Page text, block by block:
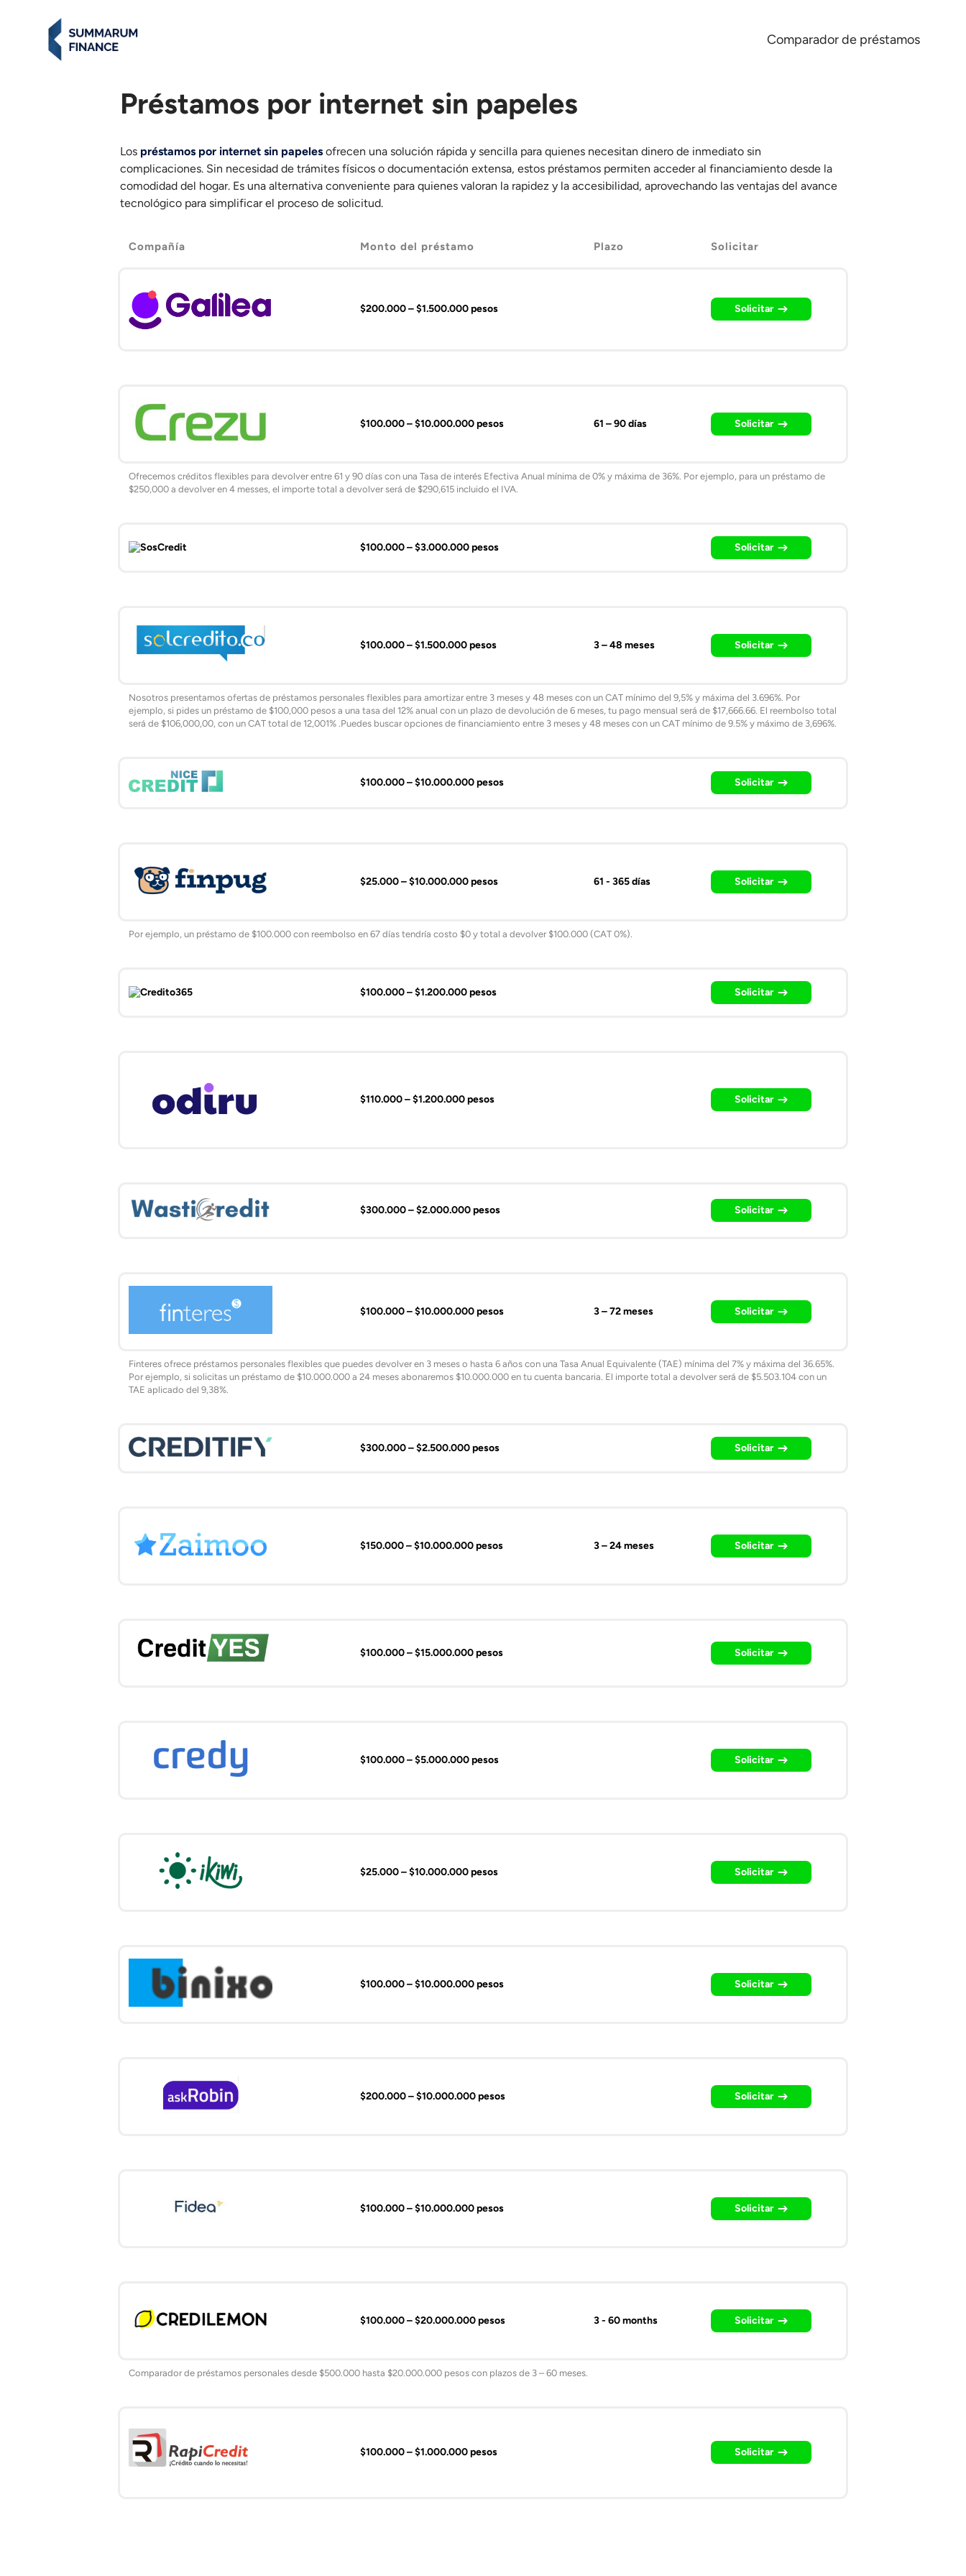
Comparador de préstamos
Préstamos por internet sin papeles
Los préstamos por internet sin papeles ofrecen una solución rápida y sencilla para quienes necesitan dinero de inmediato sin
complicaciones. Sin necesidad de trámites físicos o documentación extensa, estos préstamos permiten acceder al financiamiento desde la
comodidad del hogar. Es una alternativa conveniente para quienes valoran la rapidez y la accesibilidad, aprovechando las ventajas del avance
tecnológico para simplificar el proceso de solicitud.
Compañía Monto del préstamo Plazo Solicitar
$200.000 – $1.500.000 pesos Solicitar
$100.000 – $10.000.000 pesos 61 – 90 días Solicitar
Ofrecemos créditos flexibles para devolver entre 61 y 90 días con una Tasa de interés Efectiva Anual mínima de 0% y máxima de 36%. Por ejemplo, para un préstamo de
$250,000 a devolver en 4 messes, el importe total a devolver será de $290,615 incluido el IVA.
$100.000 – $3.000.000 pesos Solicitar
$100.000 – $1.500.000 pesos 3 – 48 meses Solicitar
Nosotros presentamos ofertas de préstamos personales flexibles para amortizar entre 3 meses y 48 meses con un CAT mínimo del 9,5% y máxima del 3.696%. Por
ejemplo, si pides un préstamo de $100,000 pesos a una tasa del 12% anual con un plazo de devolución de 6 meses, tu pago mensual será de $17,666.66. El reembolso total
será de $106,000,00, con un CAT total de 12,001% .Puedes buscar opciones de financiamiento entre 3 meses y 48 meses con un CAT mínimo de 9.5% y máximo de 3,696%.
$100.000 – $10.000.000 pesos Solicitar
$25.000 – $10.000.000 pesos 61 - 365 días Solicitar
Por ejemplo, un préstamo de $100.000 con reembolso en 67 días tendría costo $0 y total a devolver $100.000 (CAT 0%).
$100.000 – $1.200.000 pesos Solicitar
$110.000 – $1.200.000 pesos Solicitar
$300.000 – $2.000.000 pesos Solicitar
$100.000 – $10.000.000 pesos 3 – 72 meses Solicitar
Finteres ofrece préstamos personales flexibles que puedes devolver en 3 meses o hasta 6 años con una Tasa Anual Equivalente (TAE) mínima del 7% y máxima del 36.65%.
Por ejemplo, si solicitas un préstamo de $10.000.000 a 24 meses abonaremos $10.000.000 en tu cuenta bancaria. El importe total a devolver será de $5.503.104 con un
TAE aplicado del 9,38%.
$300.000 – $2.500.000 pesos Solicitar
$150.000 – $10.000.000 pesos 3 – 24 meses Solicitar
$100.000 – $15.000.000 pesos Solicitar
$100.000 – $5.000.000 pesos Solicitar
$25.000 – $10.000.000 pesos Solicitar
$100.000 – $10.000.000 pesos Solicitar
$200.000 – $10.000.000 pesos Solicitar
$100.000 – $10.000.000 pesos Solicitar
$100.000 – $20.000.000 pesos 3 - 60 months Solicitar
Comparador de préstamos personales desde $500.000 hasta $20.000.000 pesos con plazos de 3 – 60 meses.
$100.000 – $1.000.000 pesos Solicitar